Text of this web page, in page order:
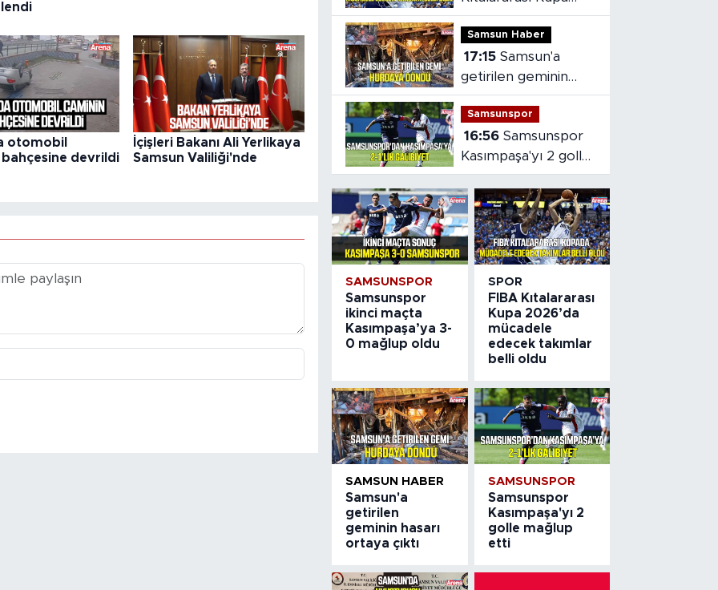
otomobil
devrildi
İçişleri Bakanı Ali Yerlikaya
Samsun Valiliği'nde
2026’da mücadele
edecek takımlar
belli oldu
Samsun Haber
17:15 Samsun'a
getirilen geminin
hasarı ortaya çıktı
Samsunspor
16:56 Samsunspor
Kasımpaşa'yı 2 golle
mağlup etti
SAMSUNSPOR
Samsunspor
ikinci maçta
Kasımpaşa’ya 3-
0 mağlup oldu
SPOR
FIBA Kıtalararası
Kupa 2026’da
mücadele
edecek takımlar
belli oldu
SAMSUN HABER
Samsun'a
getirilen
geminin hasarı
ortaya çıktı
SAMSUNSPOR
Samsunspor
Kasımpaşa'yı 2
golle mağlup
etti